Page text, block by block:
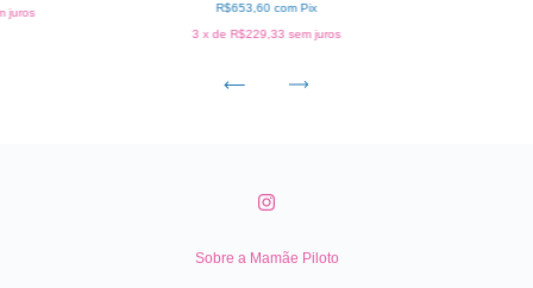
juros R$653,60com Pix
3 x de R$229,33 sem juros
Sobre a Mamãe Piloto